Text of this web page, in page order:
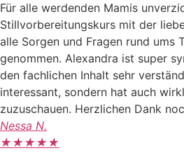
Für alle werdenden Mamis
Stillvorbereitungskurs mit der
alle Sorgen und Fragen rund ums
genommen. Alexandra ist super
den fachlichen Inhalt sehr
interessant, sondern hat auch
zuzuschauen. Herzlichen Dank
Nessa N.
★★★★★